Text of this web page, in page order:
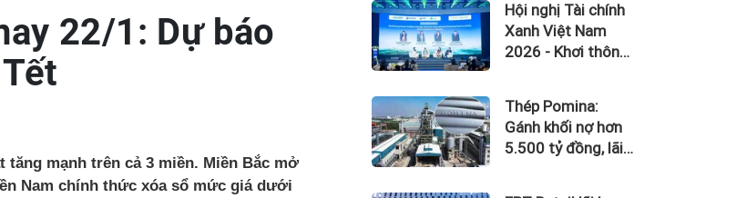
22/1: Dự báo
tăng mạnh trên cả 3 miền. Miền Bắc mở
Nam chính thức xóa sổ mức giá dưới
Hội nghị Tài chính
Xanh Việt Nam
2026 - Khơi thông
Thép Pomina:
Gánh khối nợ hơn
5.500 tỷ đồng, lãi